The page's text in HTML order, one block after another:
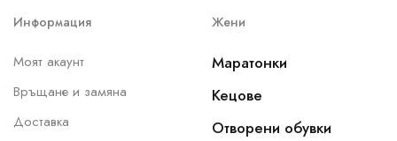
Информация
Моят акаунт
Връщане и замяна
Доставка
Жени
Маратонки
Кецове
Отворени обувки